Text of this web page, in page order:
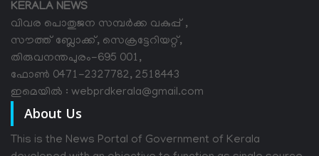
KERALA NEWS
വിവര പൊതുജന സമ്പര്‍ക്ക വകുപ്പ് ,
സൗത്ത് ബ്ലോക്ക്, സെക്രട്ടേറിയറ്റ്,
തിരുവനന്തപുരം-695 001,
ഫോൺ 0471-2327782, 2518443
ഇമെയിൽ : webprdkerala@gmail.com
About Us
This is the News Portal of Government of Kerala